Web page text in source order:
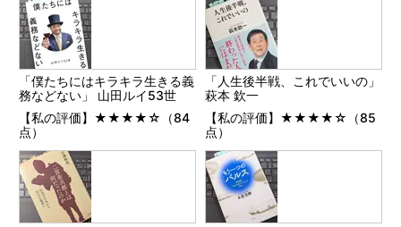
「僕たちにはキラキラ生きる義
務などない」 山田ルイ53世
【私の評価】★★★★☆（84
点）
「人生後半戦、これでいいの」
萩本 欽一
【私の評価】★★★★☆（85
点）